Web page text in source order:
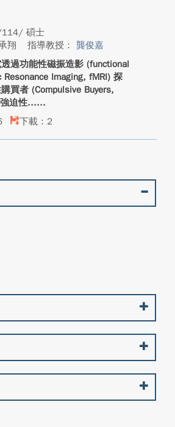
碩士
翔
指導教授： 龔俊嘉
過功能性磁振造影 (functional
Resonance Imaging, fMRI) 探
買者 (Compulsive Buyers,
迫性...
下載：2